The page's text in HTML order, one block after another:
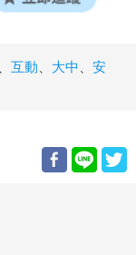
互動 大中
安